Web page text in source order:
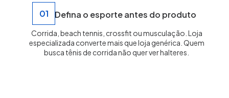
01 Defina o esporte antes do produto
Corrida, beach tennis, crossfit ou musculação. Loja
especializada converte mais que loja genérica. Quem
busca tênis de corrida não quer ver halteres.